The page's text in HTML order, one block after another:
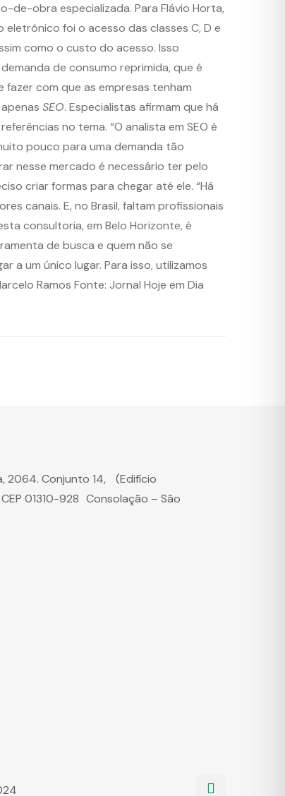
de-obra especializada. Para Flávio Horta,
foi o acesso das classes C, D e
como o custo do acesso. Isso
de consumo reprimida, que é
fazer com que as empresas tenham
SEO. Especialistas afirmam que há
no tema. “O analista em SEO é
pouco para uma demanda tão
nesse mercado é necessário ter pelo
criar formas para chegar até ele. “Há
canais. E, no Brasil, faltam profissionais
consultoria, em Belo Horizonte, é
de busca e quem não se
a um único lugar. Para isso, utilizamos
Ramos Fonte: Jornal Hoje em Dia
2064. Conjunto 14, (Edifício
01310-928 Consolação – São